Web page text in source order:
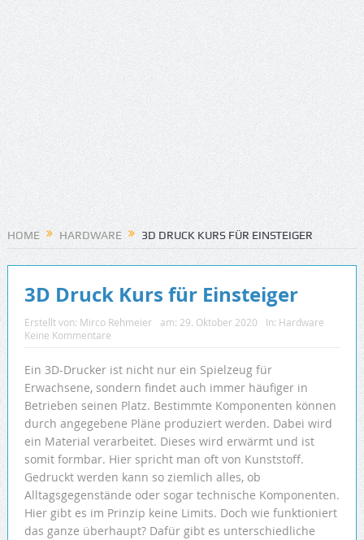
HOME HARDWARE 3D DRUCK KURS FÜR EINSTEIGER
3D Druck Kurs für Einsteiger
Erstellt von: Mirco Rehmeier am: 29. Oktober 2020 In: Hardware
Keine Kommentare
Ein 3D-Drucker ist nicht nur ein Spielzeug für
Erwachsene, sondern findet auch immer häufiger in
Betrieben seinen Platz. Bestimmte Komponenten können
durch angegebene Pläne produziert werden. Dabei wird
ein Material verarbeitet. Dieses wird erwärmt und ist
somit formbar. Hier spricht man oft von Kunststoff.
Gedruckt werden kann so ziemlich alles, ob
Alltagsgegenstände oder sogar technische Komponenten.
Hier gibt es im Prinzip keine Limits. Doch wie funktioniert
das ganze überhaupt? Dafür gibt es unterschiedliche